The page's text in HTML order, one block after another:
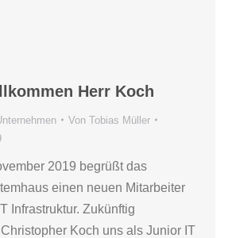
Herr Koch
Von Tobias Müller
2019 begrüßt das
einen neuen Mitarbeiter
Infrastruktur. Zukünftig
Koch uns als Junior IT